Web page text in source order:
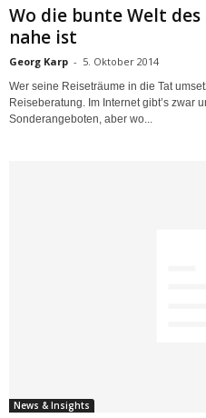
Wo die bunte Welt des
nahe ist
Georg Karp - 5. Oktober 2014
Wer seine Reiseträume in die Tat
Reiseberatung. Im Internet gibt’s zwar
Sonderangeboten, aber wo...
News & Insights